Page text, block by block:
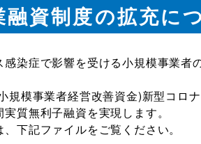
融資制度の拡充に
感染症で影響を受ける小規模事業
規模事業者経営改善資金)新型コロ
質無利子融資を実現します。
下記ファイルをご覧ください。